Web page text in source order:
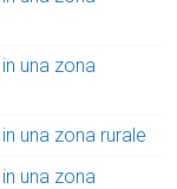
una zona
una zona rurale
una zona